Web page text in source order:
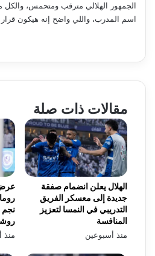
الجمهور الهلالي مترقب ومتحمس،
اسم المدرب، واللي واضح إنه هيكون
مقالات ذات صلة
منذ
الهلال يعلن انضمام صفقة
جديدة إلى معسكر الفريق
التدريبي في النمسا لتعزيز
المنافسة
منذ أسبوعين